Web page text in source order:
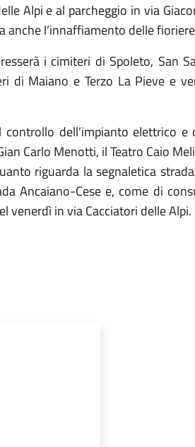
Alpi e al parcheggio in via
anchel’innaffiamento delle fioriere
i cimiteri di Spoleto, San
di Maiano e Terzo La Pieve e
controllo dell’impianto elettrico
Carlo Menotti, il Teatro Caio
riguarda la segnaletica
Ancaiano-Cese e, come di
venerdì in via Cacciatori delle Alpi.